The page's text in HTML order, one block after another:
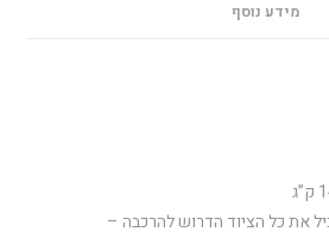
מידע נוסף
את כל הציוד הדרוש להרכבה –